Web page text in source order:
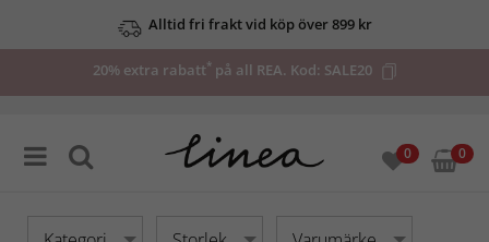
Alltid fri frakt vid köp över 899 kr
20% extra rabatt*på all REA. Kod: SALE20
0 0